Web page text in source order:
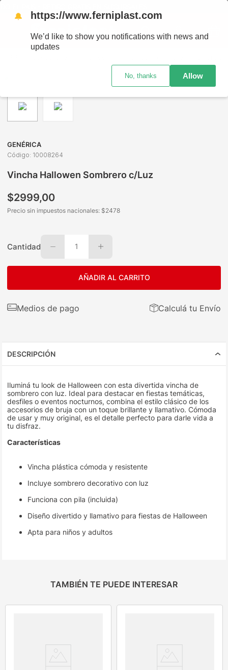
GENÉRICA
Código: 10008264
Vincha Hallowen Sombrero c/Luz
$2999,00
Precio sin impuestos nacionales: $2478
Cantidad 1
AÑADIR AL CARRITO
Medios de pago Calculá tu Envío
DESCRIPCIÓN
Iluminá tu look de Halloween con esta divertida vincha de
sombrero con luz. Ideal para destacar en fiestas temáticas,
desfiles o eventos nocturnos, combina el estilo clásico de los
accesorios de bruja con un toque brillante y llamativo. Cómoda
de usar y muy original, es el detalle perfecto para darle vida a
tu disfraz.
Características
Vincha plástica cómoda y resistente
Incluye sombrero decorativo con luz
Funciona con pila (incluida)
Diseño divertido y llamativo para fiestas de Halloween
Apta para niños y adultos
TAMBIÉN TE PUEDE INTERESAR
🔔 https://www.ferniplast.com
We’d like to show you notifications with news and
updates
No, thanks Allow